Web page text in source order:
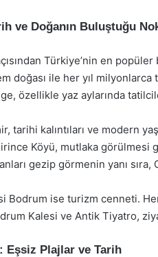
ve Doğanın Buluştuğu
Türkiye’nin en
doğası ile her yıl
özellikle yaz aylarında
tarihi kalıntıları ve modern
Köyü, mutlaka görülmesi
gezip görmenin yanı sıra,
Bodrum ise turizm cenneti.
Kalesi ve Antik Tiyatro,
Eşsiz Plajlar ve Tarih